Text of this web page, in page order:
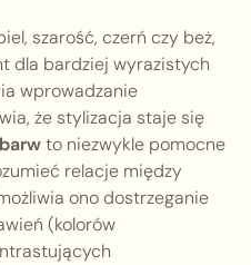
szarość, czerń czy beż,
dla bardziej wyrazistych
wprowadzanie
że stylizacja staje się
to niezwykle pomocne
relacje między
ono dostrzeganie
(kolorów